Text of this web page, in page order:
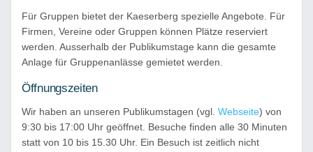
Für Gruppen bietet der Kaeserberg spezielle Angebote. Für
Firmen, Vereine oder Gruppen können Plätze reserviert
werden. Ausserhalb der Publikumstage kann die gesamte
Anlage für Gruppenanlässe gemietet werden.
Öffnungszeiten
Wir haben an unseren Publikumstagen (vgl. Webseite) von
9:30 bis 17:00 Uhr geöffnet. Besuche finden alle 30 Minuten
statt von 10 bis 15.30 Uhr. Ein Besuch ist zeitlich nicht